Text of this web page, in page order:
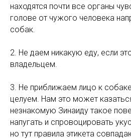
находятся почти все органы
голове от чужого человека
собак.
2. Не даем никакую еду, если
владельцем.
3. Не приближаем лицо к
целуем. Нам это может
незнакомую Зинаиду такое
напугать и спровоцировать
но тут правила этикета